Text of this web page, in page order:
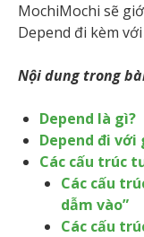
MochiMochi sẽ
Depend đi kèm
Nội dung trong
Depend là gì?
Depend đi
Các cấu trúc
Các cấu
dẫm vào”
Các cấu